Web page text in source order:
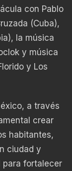
con Pablo
(Cuba),
la música
y música
y Los
a través
crear
habitantes,
ciudad y
para fortalecer